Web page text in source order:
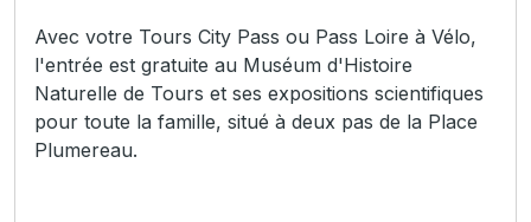
Avec votre Tours City Pass ou Pass Loire à Vélo,
l'entrée est gratuite au Muséum d'Histoire
Naturelle de Tours et ses expositions scientifiques
pour toute la famille, situé à deux pas de la Place
Plumereau.